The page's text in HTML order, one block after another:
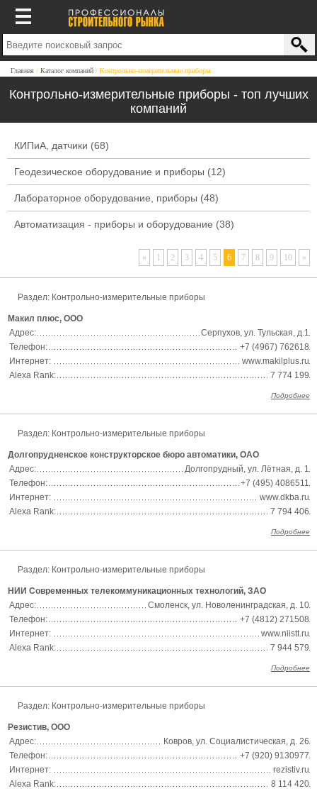
Главная Каталог компаний Контрольно-измерительные приборы
Контрольно-измерительные приборы - топ лучших
компаний
КИПиА, датчики (68)
Геодезическое оборудование и приборы (12)
Лабораторное оборудование, приборы (48)
Автоматизация - приборы и оборудование (38)
« 1 2 3 4 5 6 7 8 9 10 »
Раздел: Контрольно-измерительные приборы
Макил плюс, ООО
Адрес:
Серпухов, ул. Тульская, д.1
Телефон:
+7 (4967) 762618
Интернет:
www.makilplus.ru
Alexa Rank:
7 774 199
Подробнее
Раздел: Контрольно-измерительные приборы
Долгопрудненское конструкторское бюро автоматики, ОАО
Адрес:
Долгопрудный, ул. Лётная, д. 1
Телефон:
+7 (495) 4086511
Интернет:
www.dkba.ru
Alexa Rank:
7 794 406
Подробнее
Раздел: Контрольно-измерительные приборы
НИИ Современных телекоммуникационных технологий, ЗАО
Адрес:
Смоленск, ул. Новоленинградская, д. 10
Телефон:
+7 (4812) 271508
Интернет:
www.niistt.ru
Alexa Rank:
7 944 579
Подробнее
Раздел: Контрольно-измерительные приборы
Резистив, ООО
Адрес:
Ковров, ул. Социалистическая, д. 26
Телефон:
+7 (920) 9130977
Интернет:
rezistiv.ru
Alexa Rank:
8 114 420